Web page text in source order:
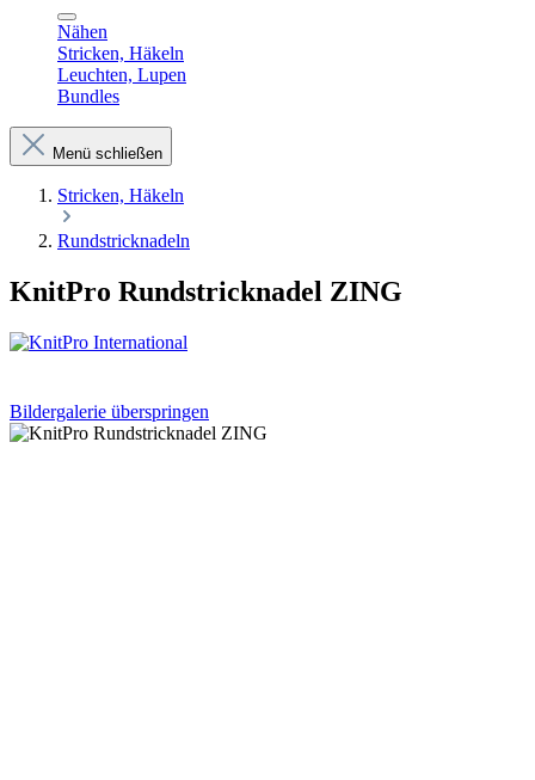
Nähen
Stricken, Häkeln
Leuchten, Lupen
Bundles
Menü schließen
Stricken, Häkeln
Rundstricknadeln
KnitPro Rundstricknadel ZING
Bildergalerie überspringen